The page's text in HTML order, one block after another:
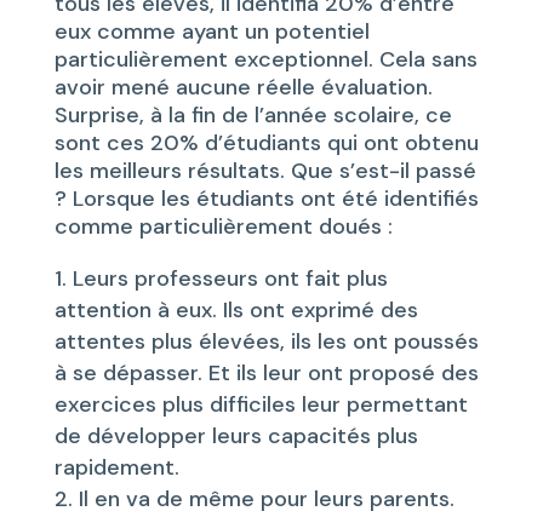
eux comme ayant un potentiel
particulièrement exceptionnel. Cela sans
avoir mené aucune réelle évaluation.
Surprise, à la fin de l’année scolaire, ce
sont ces 20% d’étudiants qui ont obtenu
les meilleurs résultats. Que s’est-il passé
? Lorsque les étudiants ont été identifiés
comme particulièrement doués :
Leurs professeurs ont fait plus
attention à eux. Ils ont exprimé des
attentes plus élevées, ils les ont poussés
à se dépasser. Et ils leur ont proposé des
exercices plus difficiles leur permettant
de développer leurs capacités plus
rapidement.
Il en va de même pour leurs parents.